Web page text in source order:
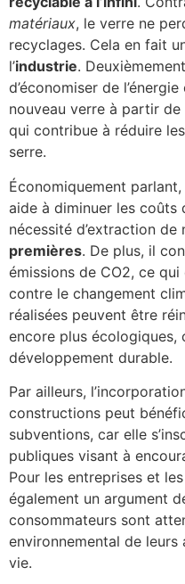
matériaux, le verre ne
recyclages. Cela en fait
l’industrie.
d’économiser de
nouveau verre à partir
qui contribue à réduire
serre.
Économiquement
aide à diminuer les coûts
nécessité d’extraction de
premières. De plus, il
émissions de CO2, ce
contre le changement
réalisées peuvent être
encore plus écologiques,
développement durable.
Par ailleurs,
constructions peut
subventions, car elle
publiques visant à
Pour les entreprises et
également un argument
consommateurs sont
environnemental de
vie.